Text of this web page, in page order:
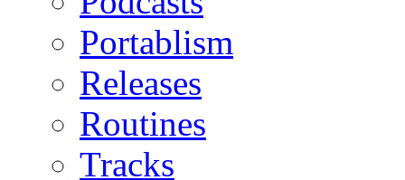
Portablism
Releases
Routines
Tracks